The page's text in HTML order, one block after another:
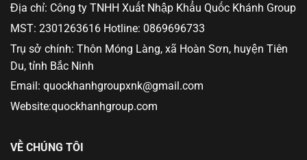
Địa chỉ: Công ty TNHH Xuất Nhập Khẩu Quốc Khánh Group
MST: 2301263616 Hotline: 0869696733
Trụ sở chính: Thôn Móng Làng, xã Hoàn Sơn, huyện Tiên
Du, tỉnh Bắc Ninh
Email: quockhanhgroupxnk@gmail.com
Website:quockhanhgroup.com
VỀ CHÚNG TÔI